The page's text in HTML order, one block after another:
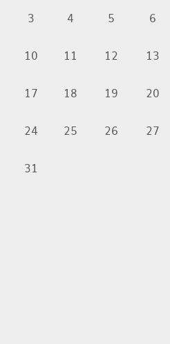
3 4 5 6
10 11 12 13
17 18 19 20
24 25 26 27
31